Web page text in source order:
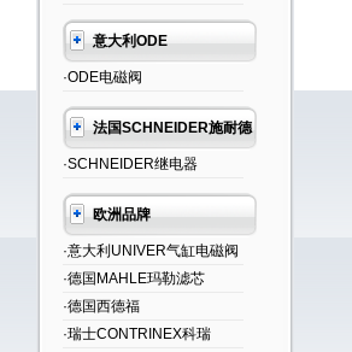
意大利ODE
·ODE电磁阀
法国SCHNEIDER施耐德
·SCHNEIDER继电器
欧洲品牌
·意大利UNIVER气缸电磁阀
·德国MAHLE玛勒滤芯
·德国西德福
·瑞士CONTRINEX科瑞